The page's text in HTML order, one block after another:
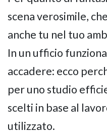
scena verosimile,
anche tu nel tuo
In un ufficio
accadere: ecco
per uno studio
scelti in base al
utilizzato.